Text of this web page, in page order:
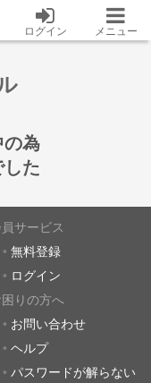
ログイン メニュー
の為
た
サービス
無料登録
ログイン
困りの方へ
お問い合わせ
ヘルプ
パスワードが解らない